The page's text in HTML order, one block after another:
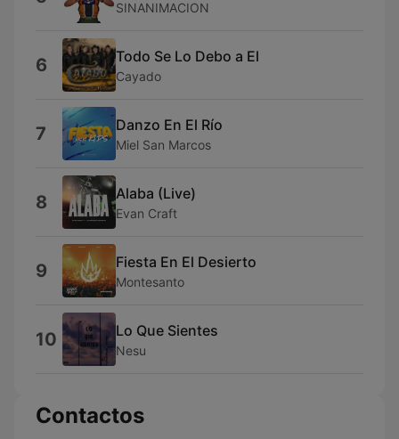
SINANIMACION
6 Todo Se Lo Debo a El
Cayado
7 Danzo En El Río
Miel San Marcos
8 Alaba (Live)
Evan Craft
9 Fiesta En El Desierto
Montesanto
10 Lo Que Sientes
Nesu
Contactos